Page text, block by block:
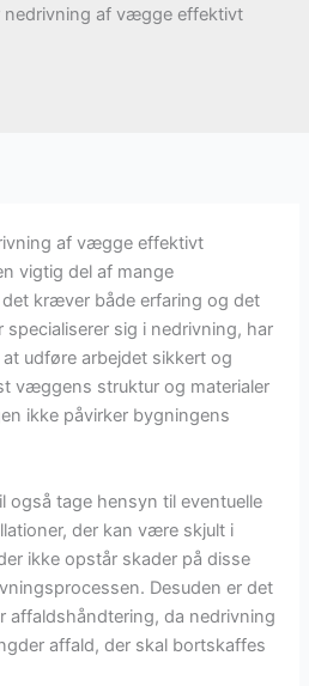
nedrivning af vægge effektivt
af vægge effektivt
vigtig del af mange
kræver både erfaring og det
specialiserer sig i nedrivning, har
udføre arbejdet sikkert og
væggens struktur og materialer
ikke påvirker bygningens
også tage hensyn til eventuelle
der kan være skjult i
ikke opstår skader på disse
Desuden er det
affaldshåndtering, da nedrivning
affald, der skal bortskaffes